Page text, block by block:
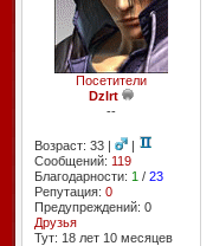
Посетители
Dzlrt
--
Возраст: 33 |
|
Сообщений: 119
Благодарности: 1 / 23
Репутация: 0
Предупреждений: 0
Друзья
Тут: 18 лет 10 месяцев